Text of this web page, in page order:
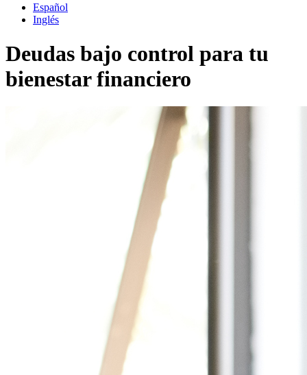
Español
Inglés
Deudas bajo control para tu
bienestar financiero